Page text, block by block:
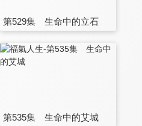
第529集 生命中的立石
第535集 生命中的艾城